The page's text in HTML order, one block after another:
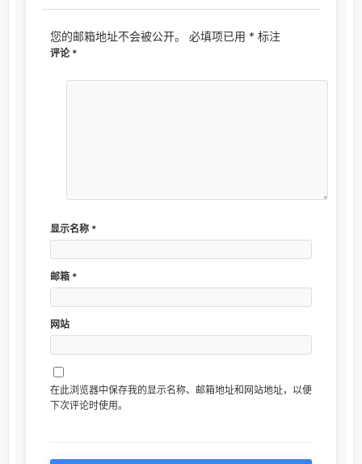
您的邮箱地址不会被公开。 必填项已用 * 标注
评论 *
显示名称 *
邮箱 *
网站
在此浏览器中保存我的显示名称、邮箱地址和网站地址，以便
下次评论时使用。